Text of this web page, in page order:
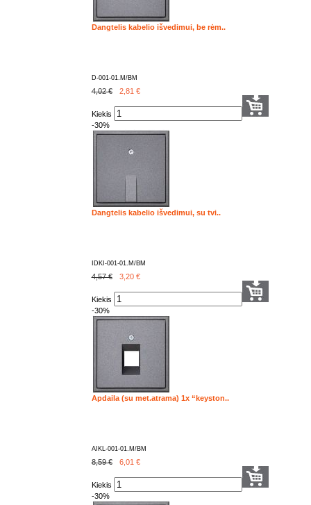
Dangtelis kabelio išvedimui, be rėm..
D-001-01.M/BM
4,02 € 2,81 €
Kiekis
-30%
Dangtelis kabelio išvedimui, su tvi..
IDKI-001-01.M/BM
4,57 € 3,20 €
Kiekis
-30%
Apdaila (su met.atrama) 1x “keyston..
AIKL-001-01.M/BM
8,59 € 6,01 €
Kiekis
-30%